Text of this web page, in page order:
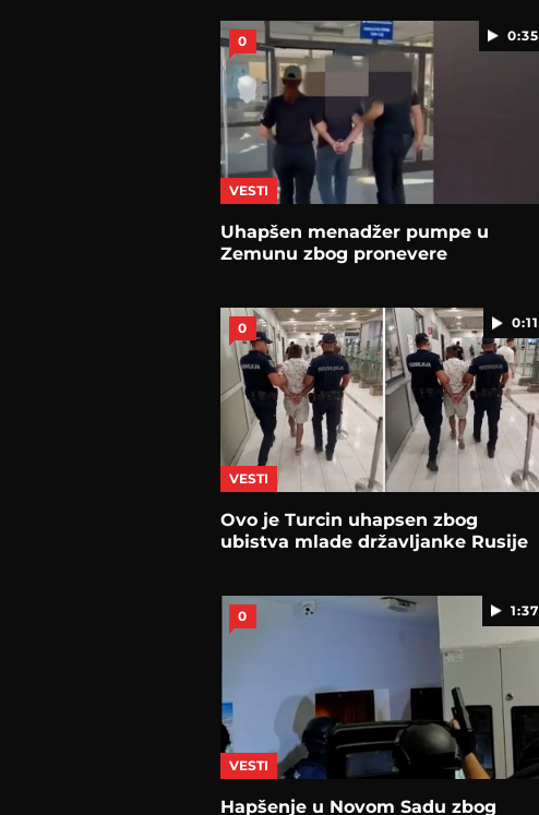
0:35
0
VESTI
Uhapšen menadžer pumpe u
Zemunu zbog pronevere
0:11
0
VESTI
Ovo je Turcin uhapsen zbog
ubistva mlade državljanke Rusije
1:37
0
VESTI
Hapšenje u Novom Sadu zbog